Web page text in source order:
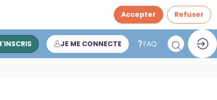
JE ME CONNECTE FAQ
Accepter Refuser